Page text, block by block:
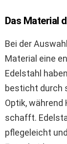
Das Material
Bei der
Material eine
Edelstahl
besticht durch
Optik,
schafft.
pflegeleicht